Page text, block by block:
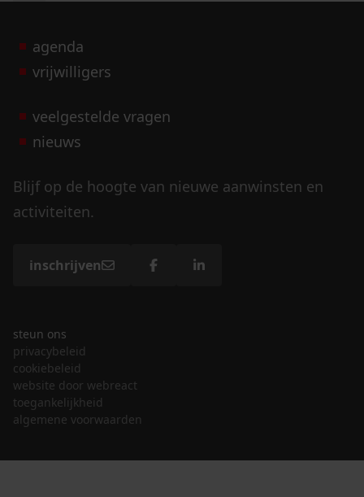
agenda
vrijwilligers
veelgestelde vragen
nieuws
Blijf op de hoogte van nieuwe aanwinsten en
activiteiten.
inschrijven
steun ons
privacybeleid
cookiebeleid
website door webreact
toegankelijkheid
algemene voorwaarden